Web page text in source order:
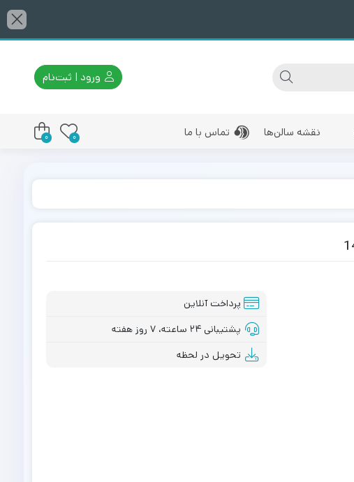
ورود | ثبت‌نام
نقشه سالن‌ها تماس با ما 0
0
پرداخت آنلاین
پشتیبانی ۲۴ ساعته، ۷ روز هفته
تحویل در لحظه